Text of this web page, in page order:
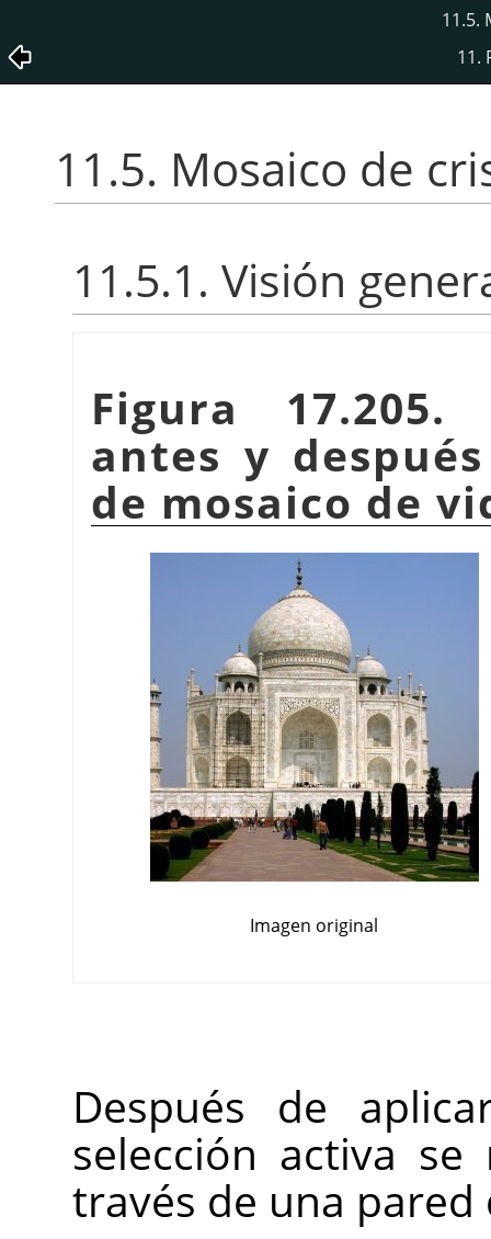
11.5.
11.
11.5. Mosaico de
11.5.1. Visión
Figura
antes y
de mosaico de
Imagen original
Después de
selección activa
través de una